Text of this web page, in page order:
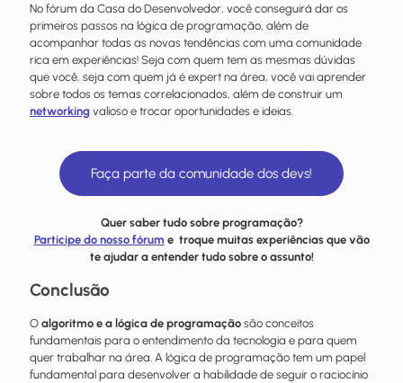
No fórum da Casa do Desenvolvedor, você conseguirá dar os
primeiros passos na lógica de programação, além de
acompanhar todas as novas tendências com uma comunidade
rica em experiências! Seja com quem tem as mesmas dúvidas
que você, seja com quem já é expert na área, você vai aprender
sobre todos os temas correlacionados, além de construir um
networking valioso e trocar oportunidades e ideias.
Faça parte da comunidade dos devs!
Quer saber tudo sobre programação?
Participe do nosso fórum e troque muitas experiências que vão
te ajudar a entender tudo sobre o assunto!
Conclusão
O algoritmo e a lógica de programação são conceitos
fundamentais para o entendimento da tecnologia e para quem
quer trabalhar na área. A lógica de programação tem um papel
fundamental para desenvolver a habilidade de seguir o raciocínio